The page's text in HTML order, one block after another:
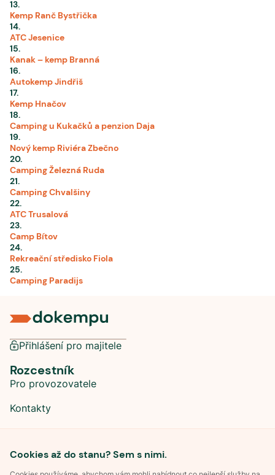
13.
Kemp Ranč Bystřička
14.
ATC Jesenice
15.
Kanak – kemp Branná
16.
Autokemp Jindřiš
17.
Kemp Hnačov
18.
Camping u Kukačků a penzion Daja
19.
Nový kemp Riviéra Zbečno
20.
Camping Železná Ruda
21.
Camping Chvalšiny
22.
ATC Trusalová
23.
Camp Bítov
24.
Rekreační středisko Fiola
25.
Camping Paradijs
Cookies až do stanu? Sem s nimi.
Přihlášení pro majitele
Rozcestník
Pro provozovatele
Kontakty